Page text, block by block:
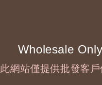
Wholesale Only
此網站僅提供批發客戶